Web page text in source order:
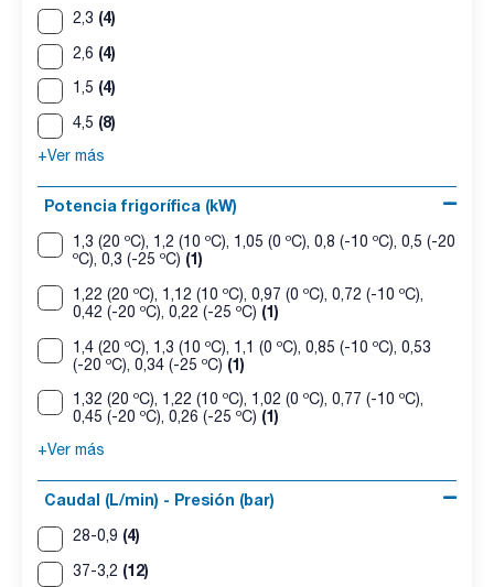
2,3 (4)
2,6 (4)
1,5 (4)
4,5 (8)
+Ver más
Potencia frigorífica (kW)
1,3 (20 ºC), 1,2 (10 ºC), 1,05 (0 ºC), 0,8 (-10 ºC), 0,5 (-20
ºC), 0,3 (-25 ºC) (1)
1,22 (20 ºC), 1,12 (10 ºC), 0,97 (0 ºC), 0,72 (-10 ºC),
0,42 (-20 ºC), 0,22 (-25 ºC) (1)
1,4 (20 ºC), 1,3 (10 ºC), 1,1 (0 ºC), 0,85 (-10 ºC), 0,53
(-20 ºC), 0,34 (-25 ºC) (1)
1,32 (20 ºC), 1,22 (10 ºC), 1,02 (0 ºC), 0,77 (-10 ºC),
0,45 (-20 ºC), 0,26 (-25 ºC) (1)
+Ver más
Caudal (L/min) - Presión (bar)
28-0,9 (4)
37-3,2 (12)